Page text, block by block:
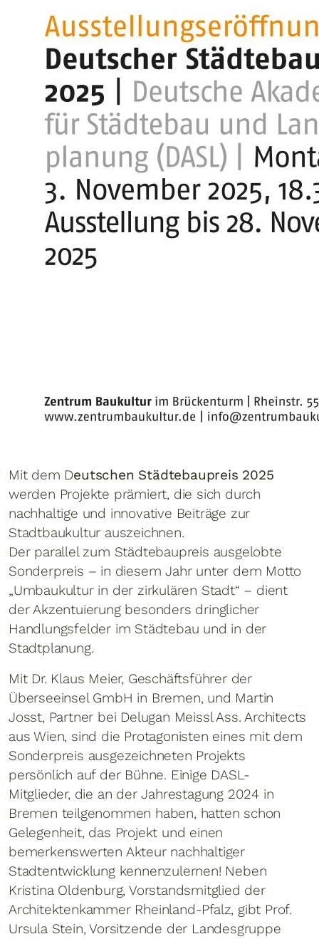
Mit dem Deutschen Städtebaupreis 2025
werden Projekte prämiert, die sich durch
nachhaltige und innovative Beiträge zur
Stadtbaukultur auszeichnen.
Der parallel zum Städtebaupreis ausgelobte
Sonderpreis – in diesem Jahr unter dem Motto
„Umbaukultur in der zirkulären Stadt“ – dient
der Akzentuierung besonders dringlicher
Handlungsfelder im Städtebau und in der
Stadtplanung.
Mit Dr. Klaus Meier, Geschäftsführer der
Überseeinsel GmbH in Bremen, und Martin
Josst, Partner bei Delugan Meissl Ass. Architects
aus Wien, sind die Protagonisten eines mit dem
Sonderpreis ausgezeichneten Projekts
persönlich auf der Bühne. Einige DASL-
Mitglieder, die an der Jahrestagung 2024 in
Bremen teilgenommen haben, hatten schon
Gelegenheit, das Projekt und einen
bemerkenswerten Akteur nachhaltiger
Stadtentwicklung kennenzulernen! Neben
Kristina Oldenburg, Vorstandsmitglied der
Architektenkammer Rheinland-Pfalz, gibt Prof.
Ursula Stein, Vorsitzende der Landesgruppe